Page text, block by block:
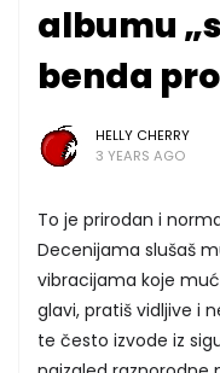
albumu
benda
HELLY CHERRY
3 YEARS AGO
To je prirodan i
Decenijama slušaš
vibracijama koje
glavi, pratiš vidljive i
te često izvode iz